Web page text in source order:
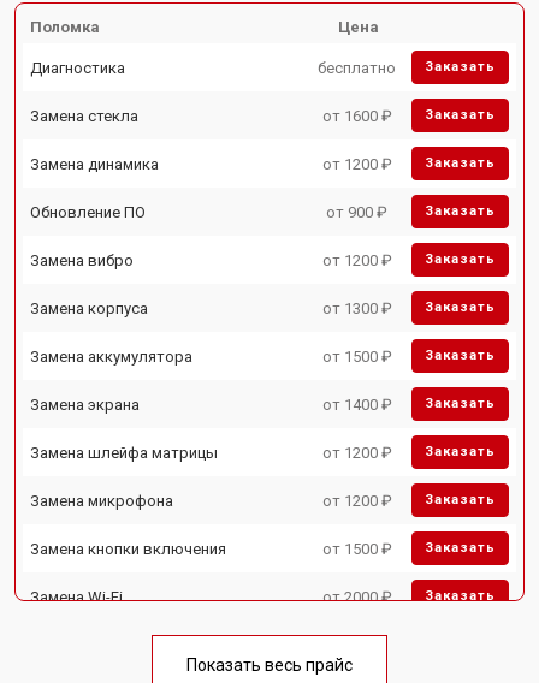
Поломка Цена
Диагностика бесплатно Заказать
Замена стекла от 1600 ₽ Заказать
Замена динамика от 1200 ₽ Заказать
Обновление ПО от 900 ₽ Заказать
Замена вибро от 1200 ₽ Заказать
Замена корпуса от 1300 ₽ Заказать
Замена аккумулятора от 1500 ₽ Заказать
Замена экрана от 1400 ₽ Заказать
Замена шлейфа матрицы от 1200 ₽ Заказать
Замена микрофона от 1200 ₽ Заказать
Замена кнопки включения от 1500 ₽ Заказать
Замена Wi-Fi от 2000 ₽ Заказать
Показать весь прайс